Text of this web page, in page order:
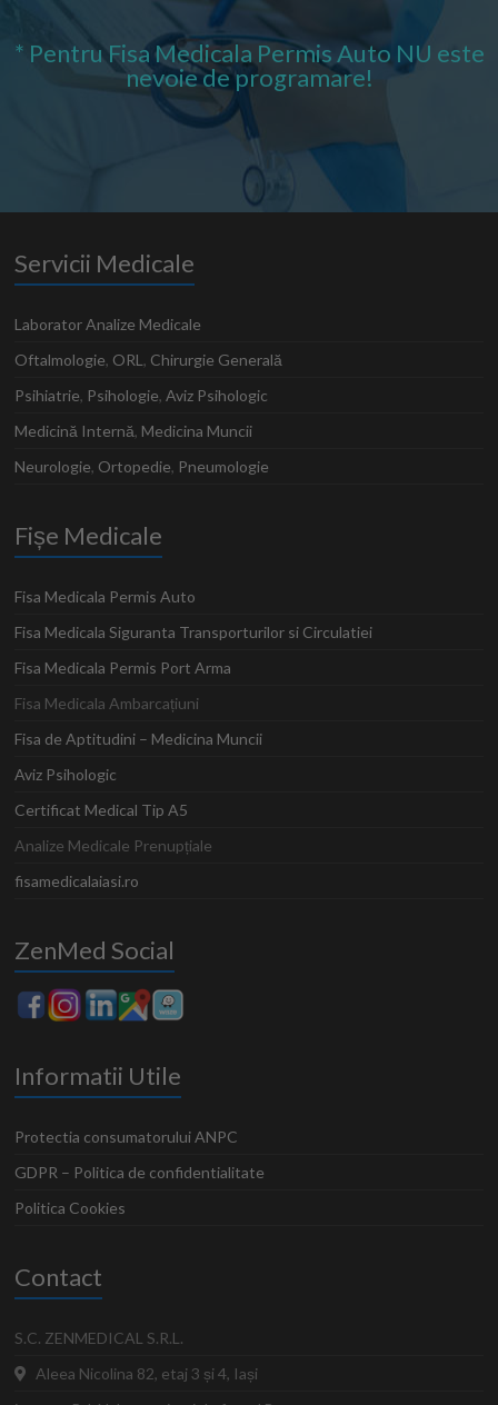
* Pentru Fisa Medicala Permis Auto NU este
nevoie de programare!
Servicii Medicale
Laborator Analize Medicale
Oftalmologie, ORL , Chirurgie Generală
Psihiatrie, Psihologie,Aviz Psihologic
Medicină Internă, Medicina Muncii
Neurologie, Ortopedie, Pneumologie
Fișe Medicale
Fisa Medicala Permis Auto
Fisa Medicala Siguranta Transporturilor si Circulatiei
Fisa Medicala Permis Port Arma
Fisa Medicala Ambarcațiuni
Fisa de Aptitudini – Medicina Muncii
Aviz Psihologic
Certificat Medical Tip A5
Analize Medicale Prenupțiale
fisamedicalaiasi.ro
ZenMed Social
Informatii Utile
Protectia consumatorului ANPC
GDPR – Politica de confidentialitate
Politica Cookies
Contact
S.C. ZENMEDICAL S.R.L.
Aleea Nicolina 82, etaj 3 și 4, Iași